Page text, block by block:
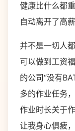
健康比什么都
自动离开了高薪
并不是一切人
可以做到工资
的公司“没有
多的作业任务
作业时长关于
让我身心俱疲